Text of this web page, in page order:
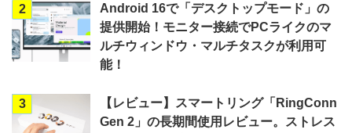
2
Android 16で「デスクトップモード」の
提供開始！モニター接続でPCライクのマ
ルチウィンドウ・マルチタスクが利用可
能！
3
【レビュー】スマートリング「RingConn
Gen 2」の長期間使用レビュー。ストレス